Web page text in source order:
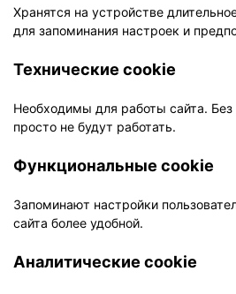
Хранятся на устройстве
для запоминания настроек и
Технические cookie
Необходимы для работы сайта.
просто не будут работать.
Функциональные cookie
Запоминают настройки
сайта более удобной.
Аналитические cookie